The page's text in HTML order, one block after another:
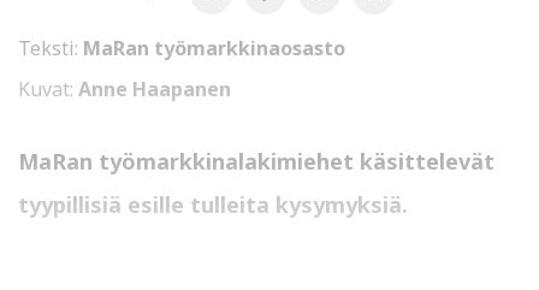
Teksti: MaRan työmarkkinaosasto
Kuvat: Anne Haapanen
MaRan työmarkkinalakimiehet käsittelevät
tyypillisiä esille tulleita kysymyksiä.